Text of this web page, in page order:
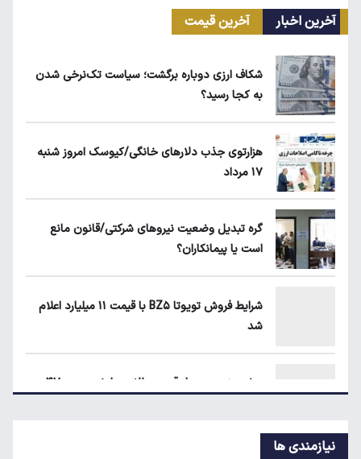
بلاگرهای پردرآمد مشمول مالیات هستند
ماجرای محدودیت گوشت برزیلی در اروپا
آخرین اخبار آخرین قیمت
شکاف ارزی دوباره برگشت؛ سیاست تک‌نرخی شدن
به کجا رسید؟
هزارتوی جذب دلارهای خانگی/کیوسک امروز شنبه
۱۷ مرداد
گره تبدیل وضعیت نیروهای شرکتی/قانون مانع
است یا پیمانکاران؟
شرایط فروش تویوتا BZ۵ با قیمت ۱۱ میلیارد اعلام
شد
پیش‌بینی جدید از قیمت طلا؛ هر اونس به ۴۷۰۰
نیازمندی ها